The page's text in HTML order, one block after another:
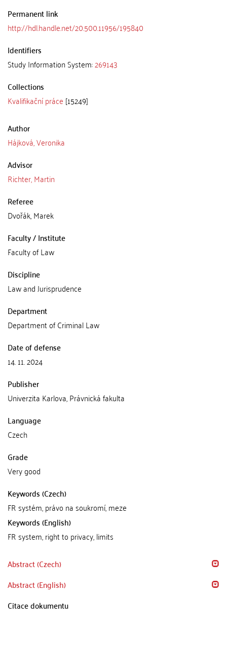
Permanent link
http://hdl.handle.net/20.500.11956/195840
Identifiers
Study Information System:269143
Collections
Kvalifikační práce [15249]
Author
Hájková, Veronika
Advisor
Richter, Martin
Referee
Dvořák, Marek
Faculty / Institute
Faculty of Law
Discipline
Law and Jurisprudence
Department
Department of Criminal Law
Date of defense
14. 11. 2024
Publisher
Univerzita Karlova, Právnická fakulta
Language
Czech
Grade
Very good
Keywords (Czech)
FR systém, právo na soukromí, meze
Keywords (English)
FR system, right to privacy, limits
Abstract (Czech)
Abstract (English)
Citace dokumentu